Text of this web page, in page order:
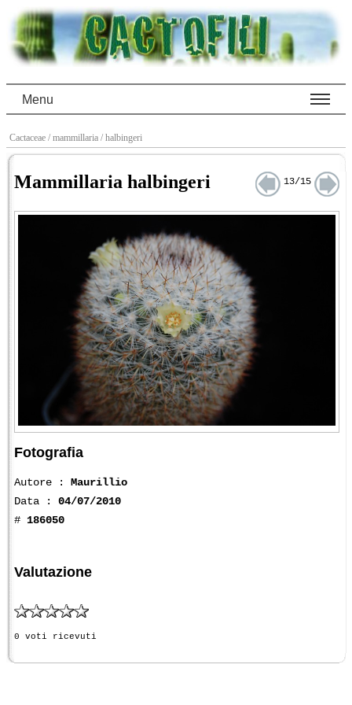
Menu
Cactaceae / mammillaria / halbingeri
Mammillaria halbingeri 13/15
Fotografia
Autore : Maurillio
Data : 04/07/2010
# 186050
Valutazione
0 voti ricevuti